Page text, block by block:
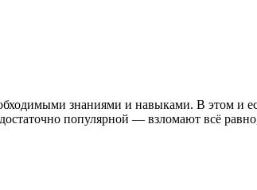
знаниями и навыками. В этом и
популярной — взломают всё